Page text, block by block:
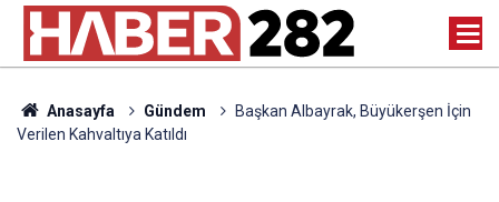
Anasayfa Gündem
Başkan Albayrak, Büyükerşen İçin
Verilen Kahvaltıya Katıldı